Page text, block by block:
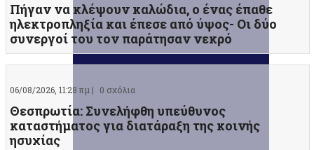
Πήγαν να κλέψουν καλώδια, ο ένας έπαθε
ηλεκτροπληξία και έπεσε από ύψος- Οι δύο
συνεργοί του τον παράτησαν νεκρό
06/08/2026, 11:28 πμ | 0 σχόλια
Θεσπρωτία: Συνελήφθη υπεύθυνος
καταστήματος για διατάραξη της κοινής
ησυχίας